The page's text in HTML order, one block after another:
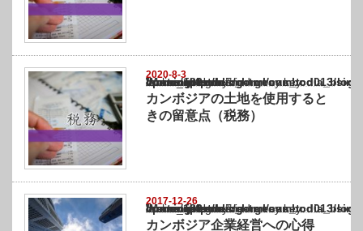
2020-8-3
Warning
: Undefined array key "show_category" in
/home/netst/kuno-cpa.co.jp/public_html/cambodia_blog/wp-content/themes/
on line183
カンボジアの土地を使用すると
きの留意点（税務）
2017-12-26
Warning
: Undefined array key "show_category" in
/home/netst/kuno-cpa.co.jp/public_html/cambodia_blog/wp-content/themes/
on line183
カンボジア企業経営への心得